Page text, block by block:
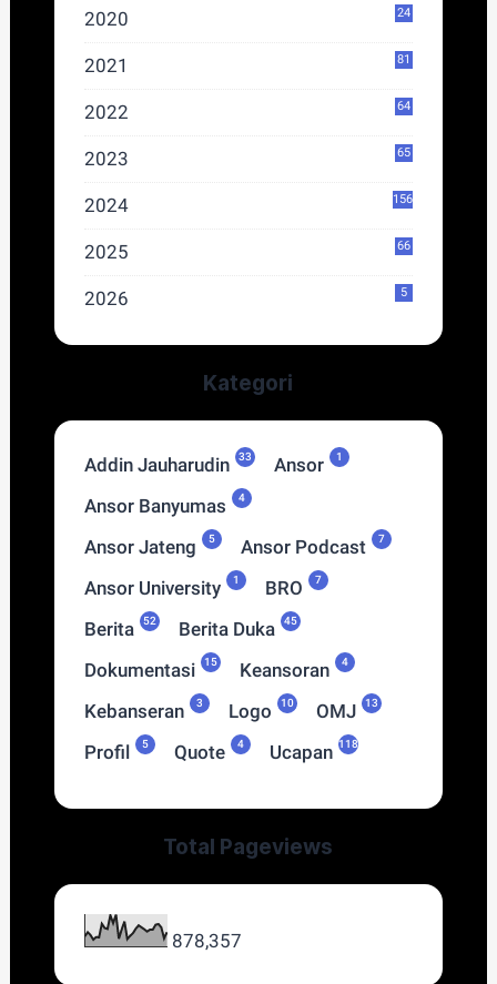
2020 24
2021 81
2022 64
2023 65
2024 156
2025 66
2026 5
Kategori
Addin Jauharudin 33 Ansor 1
Ansor Banyumas 4
Ansor Jateng 5 Ansor Podcast 7
Ansor University 1 BRO 7
Berita 52 Berita Duka 45
Dokumentasi 15 Keansoran 4
Kebanseran 3 Logo 10 OMJ 13
Profil 5 Quote 4 Ucapan 118
Total Pageviews
878,357